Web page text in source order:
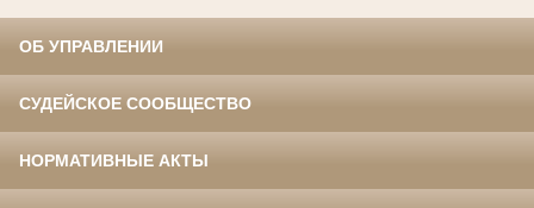
ОБ УПРАВЛЕНИИ
СУДЕЙСКОЕ СООБЩЕСТВО
НОРМАТИВНЫЕ АКТЫ